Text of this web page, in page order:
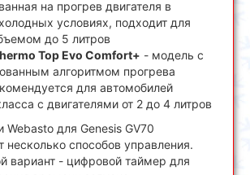
на прогрев двигателя в
условиях, подходит для
до 5 литров
Top Evo Comfort+ - модель с
алгоритмом прогрева
для автомобилей
с двигателями от 2 до 4 литров
Webasto для Genesis GV70
способов управления.
вариант - цифровой таймер для